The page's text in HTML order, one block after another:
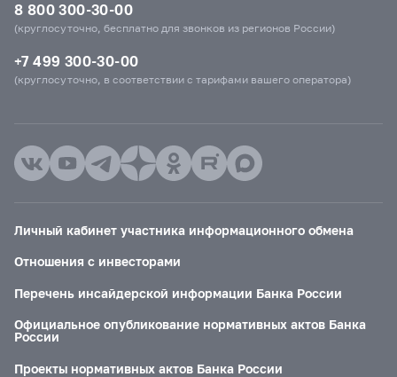
8 800 300-30-00
(круглосуточно, бесплатно для звонков из регионов России)
+7 499 300-30-00
(круглосуточно, в соответствии с тарифами вашего оператора)
Личный кабинет участника информационного обмена
Отношения с инвесторами
Перечень инсайдерской информации Банка России
Официальное опубликование нормативных актов Банка
России
Проекты нормативных актов Банка России